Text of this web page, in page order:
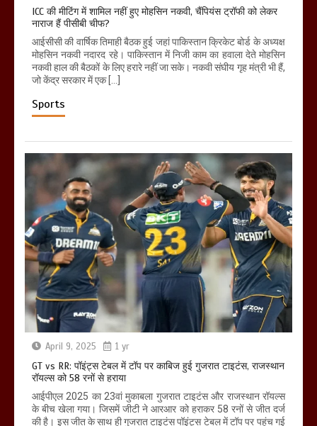
ICC की मीटिंग में शामिल नहीं हुए मोहसिन नकवी, चैंपियंस ट्रॉफी को लेकर
नाराज हैं पीसीबी चीफ?
आईसीसी की वार्षिक तिमाही बैठक हुई जहां पाकिस्तान क्रिकेट बोर्ड के अध्यक्ष
मोहसिन नकवी नदारद रहे। पाकिस्तान में निजी काम का हवाला देते मोहसिन
नकवी हाल की बैठकों के लिए हरारे नहीं जा सके। नकवी संघीय गृह मंत्री भी हैं,
जो केंद्र सरकार में एक […]
Sports
April 9, 2025 1 yr
GT vs RR: पॉइंट्स टेबल में टॉप पर काबिज हुई गुजरात टाइटंस, राजस्थान
रॉयल्स को 58 रनों से हराया
आईपीएल 2025 का 23वां मुकाबला गुजरात टाइटंस और राजस्थान रॉयल्स
के बीच खेला गया। जिसमें जीटी ने आरआर को हराकर 58 रनों से जीत दर्ज
की है। इस जीत के साथ ही गुजरात टाइटंस पॉइंट्स टेबल में टॉप पर पहुंच गई